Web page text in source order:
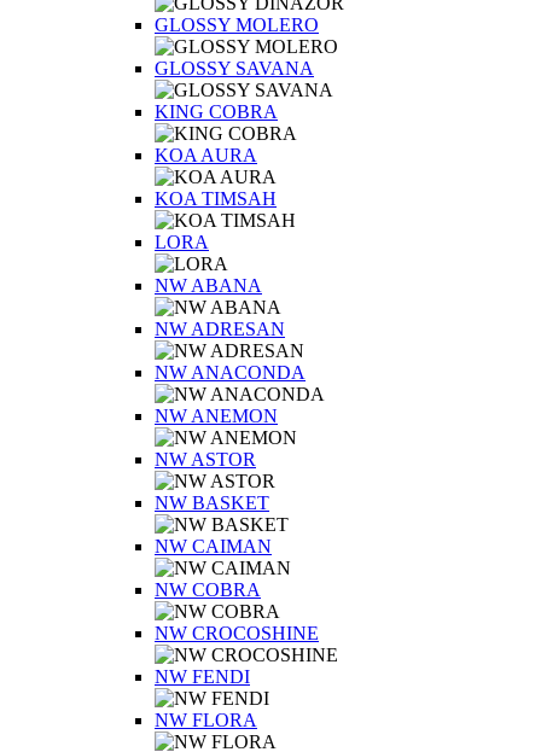
GLOSSY MOLERO
GLOSSY SAVANA
KING COBRA
KOA AURA
KOA TIMSAH
LORA
NW ABANA
NW ADRESAN
NW ANACONDA
NW ANEMON
NW ASTOR
NW BASKET
NW CAIMAN
NW COBRA
NW CROCOSHINE
NW FENDI
NW FLORA